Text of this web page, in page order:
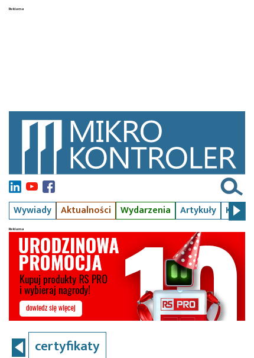
Wywiady Aktualności Wydarzenia Artykuły Kursy
certyfikaty